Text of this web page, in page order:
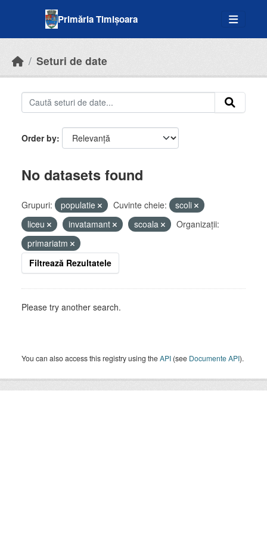
Primăria Timișoara
Seturi de date
Order by
No datasets found
Grupuri: populatie Cuvinte cheie:
scoli
liceu
invatamant scoala
Organizații:
primariatm
Filtrează Rezultatele
Please try another search.
You can also access this registry using theAPI (see Documente API).